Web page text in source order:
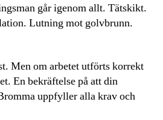
går igenom allt. Tätskikt.
Lutning mot golvbrunn.
Men om arbetet utförts korrekt
En bekräftelse på att din
uppfyller alla krav och